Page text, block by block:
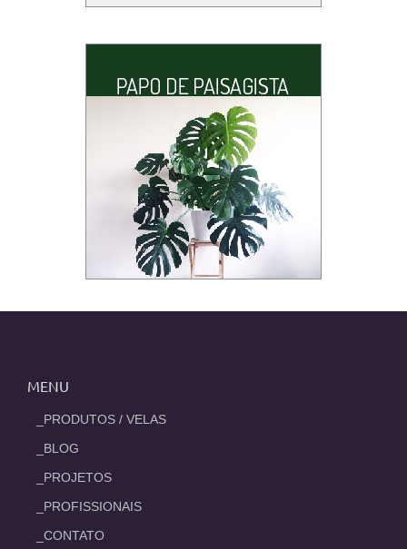
MENU
_PRODUTOS / VELAS
_BLOG
_PROJETOS
_PROFISSIONAIS
_CONTATO